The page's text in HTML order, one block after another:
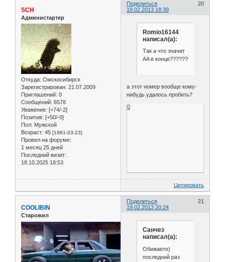
Поделиться
20
19.02.2013 18:39
SCH
Администартер
Откуда: Омскосибирск
Зарегистрирован: 21.07.2009
Приглашений: 0
Сообщений: 6578
Уважение: [+74/-2]
Позитив: [+50/-0]
Пол: Мужской
Возраст: 45 [1981-03-23]
Провел на форуме:
1 месяц 25 дней
Последний визит:
18.10.2025 18:53
Romio16144
написал(а):
Так а что значит
AA в конце??????
а этот номер вообще кому-
нибудь удалось пробить?
0
Цитировать
Поделиться
21
19.02.2013 20:24
COOLIBIN
Старожил
Санчез
написал(а):
Обижаете)
последний раз